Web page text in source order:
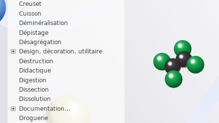
Creuset
Cuisson
Déminéralisation
Dépistage
Désagrégation
Design, décoration, utilitaire
Destruction
Didactique
Digestion
Dissection
Dissolution
Documentation...
Droguerie